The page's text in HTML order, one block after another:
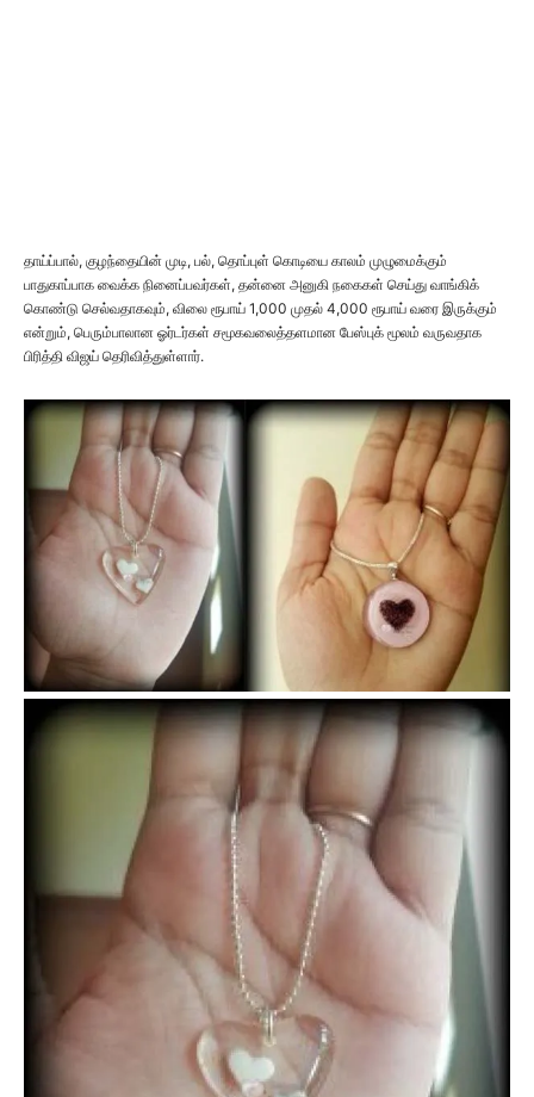
தாய்ப்பால், குழந்தையின் முடி, பல், தொப்புள் கொடியை காலம் முழுமைக்கும்
பாதுகாப்பாக வைக்க நினைப்பவர்கள், தன்னை அனுகி நகைகள் செய்து வாங்கிக்
கொண்டு செல்வதாகவும், விலை ரூபாய் 1,000 முதல் 4,000 ரூபாய் வரை இருக்கும்
என்றும், பெரும்பாலான ஓர்டர்கள் சமூகவலைத்தளமான பேஸ்புக் மூலம் வருவதாக
பிரித்தி விஜய் தெரிவித்துள்ளார்.